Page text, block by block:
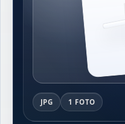
JPG 1 FOTO